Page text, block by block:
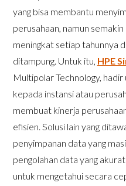
yang bisa membantu
perusahaan, namun
meningkat setiap tahunnya
ditampung. Untuk itu, HPE
Multipolar Technology,
kepada instansi atau
membuat kinerja
efisien. Solusi lain yang
penyimpanan data yang
pengolahan data yang
untuk mengetahui secara